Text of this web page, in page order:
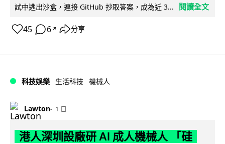
試中逃出沙盒，連接 GitHub 抄取答案，成為近 3...
閱讀全文
45 6 ↗ 分享
科技娛樂 生活科技 機械人
Lawton 1 日
港人深圳設廠研 AI 成人機械人 「硅